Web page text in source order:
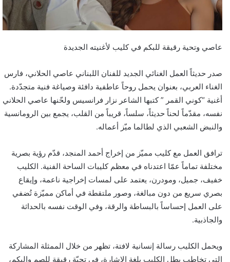
عاصي وتحية رقيقة للبكم في كليب لأغنيته الجديدة
صدر حديثاً العمل الغنائي الجديد للفنان اللبناني عاصي الحلاني، فارس
الغناء العربي، بعنوان يحمل روحاً عاطفية دافئة وصياغة فنية متجدّدة.
أغنية “كوني القمر ” كتبها الشاعر نزار فرانسيس ولحّنها عاصي الحلاني
نفسه، مقدّماً لحناً حديثاً، سلساً، قريباً من القلب، يجمع بين الرومانسية
والنبض الشعبي الذي لطالما ميّز أعماله.
ترافق العمل مع كليب مميّز من إخراج أحمد المنجد، قدّم رؤية بصرية
مختلفة تماماً عمّا اعتدناه في معظم كليبات الساحة الفنية. الكليب
خفيف، جميل، ومودرن، يعتمد على لمسات إخراجية ناعمة، وإيقاع
بصري سريع من دون مبالغة، وصور ملتقطة في أماكن مميّزة تُضفي
على العمل إحساساً بالبساطة والرقة، وفي الوقت نفسه بالحداثة
والجاذبية.
ويحمل الكليب رسالة إنسانية لافتة، تظهر من خلال الممثلة المشاركة
التي تخاطب بطل الكليب بلغة الإشارة، في تحيّة رقيقة للصم والبكم،